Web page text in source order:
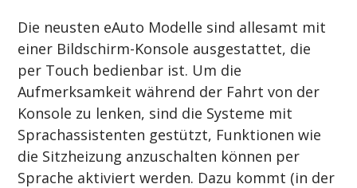
Die neusten eAuto Modelle sind allesamt mit
einer Bildschirm-Konsole ausgestattet, die
per Touch bedienbar ist. Um die
Aufmerksamkeit während der Fahrt von der
Konsole zu lenken, sind die Systeme mit
Sprachassistenten gestützt, Funktionen wie
die Sitzheizung anzuschalten können per
Sprache aktiviert werden. Dazu kommt (in der